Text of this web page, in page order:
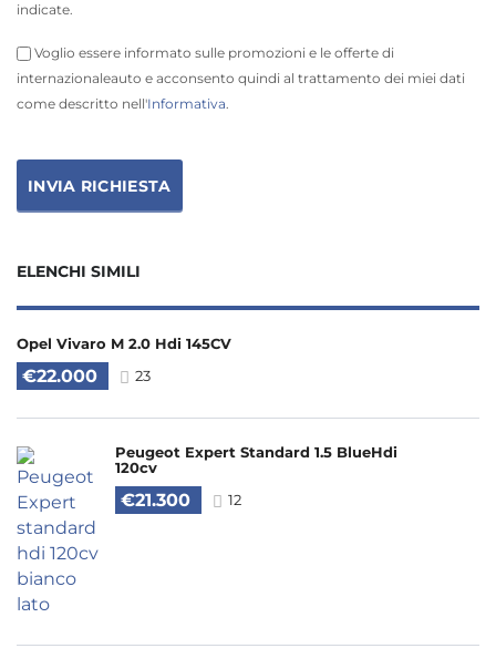
indicate.
Voglio essere informato sulle promozioni e le offerte di
internazionaleauto e acconsento quindi al trattamento dei miei dati
come descritto nell'Informativa.
ELENCHI SIMILI
Opel Vivaro M 2.0 Hdi 145CV
€22.000 23
Peugeot Expert Standard 1.5 BlueHdi
120cv
€21.300 12